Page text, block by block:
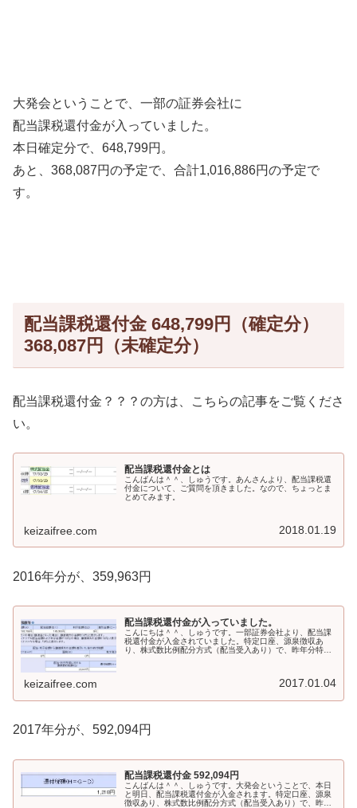
大発会ということで、一部の証券会社に
配当課税還付金が入っていました。
本日確定分で、648,799円。
あと、368,087円の予定で、合計1,016,886円の予定で
す。
配当課税還付金 648,799円（確定分）
368,087円（未確定分）
配当課税還付金？？？の方は、こちらの記事をご覧くださ
い。
配当課税還付金とは
こんばんは＾＾、しゅうです。あんさんより、配当課税還
付金について、ご質問を頂きました。なので、ちょっとま
とめてみます。
keizaifree.com 2018.01.19
2016年分が、359,963円
配当課税還付金が入っていました。
こんにちは＾＾、しゅうです。一部証券会社より、配当課
税還付金が入金されていました。特定口座、源泉徴収あ
り、株式数比例配分方式（配当受入あり）で、昨年分特定
keizaifree.com 2017.01.04
2017年分が、592,094円
配当課税還付金 592,094円
こんばんは＾＾、しゅうです。大発会ということで、本日
と明日、配当課税還付金が入金されます。特定口座、源泉
徴収あり、株式数比例配分方式（配当受入あり）で、昨年